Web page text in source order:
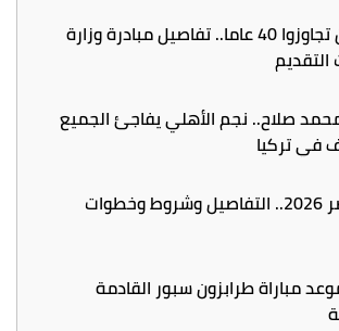
فرص عمل لمن تجاوزوا 40 عاما.. تفاصيل مبادرة وزارة
صلاح.. نجم الأهلي يفاجئ الجميع
في تركيا
وظائف بنك مصر 2026.. التفاصيل وشروط وخطوات
مباراة طرابزون سبور القادمة